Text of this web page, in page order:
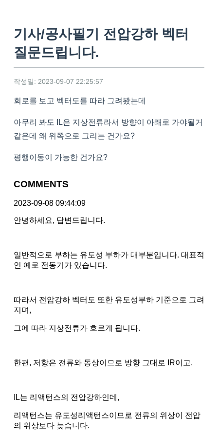
기사/공사필기 전압강하 벡터
질문드립니다.
작성일: 2023-09-07 22:25:57
회로를 보고 벡터도를 따라 그려봤는데
아무리 봐도 IL은 지상전류라서 방향이 아래로 가야될거
같은데 왜 위쪽으로 그리는 건가요?
평행이동이 가능한 건가요?
COMMENTS
2023-09-08 09:44:09
안녕하세요, 답변드립니다.
일반적으로 부하는 유도성 부하가 대부분입니다. 대표적
인 예로 전동기가 있습니다.
따라서 전압강하 벡터도 또한 유도성부하 기준으로 그려
지며,
그에 따라 지상전류가 흐르게 됩니다.
한편, 저항은 전류와 동상이므로 방향 그대로 IR이고,
IL는 리액턴스의 전압강하인데,
리액턴스는 유도성리액턴스이므로 전류의 위상이 전압
의 위상보다 늦습니다.